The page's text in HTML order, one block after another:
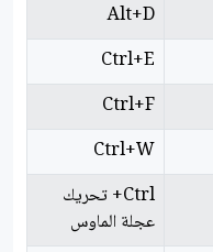
Alt+D
Ctrl+E
Ctrl+F
Ctrl+W
Ctrl+ تحريك
عجلة الماوس